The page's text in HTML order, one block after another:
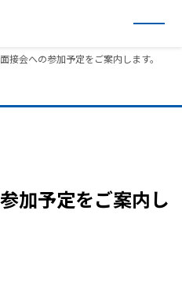
接会への参加予定をご案内します。
加予定をご案内し